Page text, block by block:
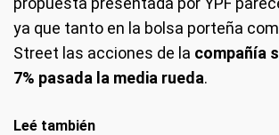
ya que tanto en la bolsa porteña
Street las acciones de la compañía
7% pasada la media rueda.
Leé también